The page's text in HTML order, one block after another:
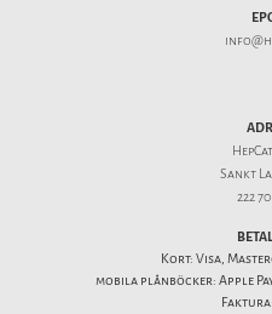
Sankt
222
Kort: Visa,
mobila plånböcker: Apple